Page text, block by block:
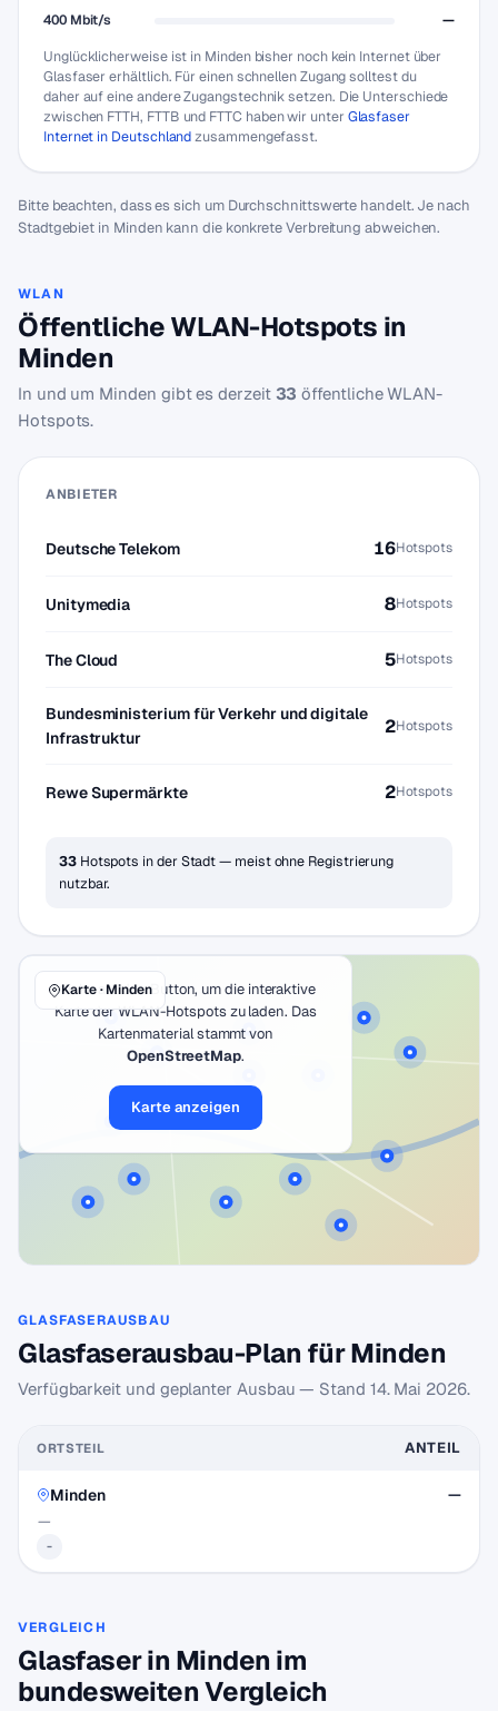
400 Mbit/s —
Unglücklicherweise ist in Minden bisher noch kein Internet über
Glasfaser erhältlich. Für einen schnellen Zugang solltest du
daher auf eine andere Zugangstechnik setzen. Die Unterschiede
zwischen FTTH, FTTB und FTTC haben wir unter Glasfaser
Internet in Deutschlandzusammengefasst.
Bitte beachten, dass es sich um Durchschnittswerte handelt. Je nach
Stadtgebiet in Minden kann die konkrete Verbreitung abweichen.
WLAN
Öffentliche WLAN-Hotspots in
Minden
In und um Minden gibt es derzeit 33 öffentliche WLAN-
Hotspots.
ANBIETER
Deutsche Telekom 16Hotspots
Unitymedia 8Hotspots
The Cloud 5Hotspots
Bundesministerium für Verkehr und digitale
Infrastruktur
2Hotspots
Rewe Supermärkte 2Hotspots
33Hotspots in der Stadt — meist ohne Registrierung
nutzbar.
Klicke auf den Button, um die interaktive
Karte der WLAN-Hotspots zu laden. Das
Kartenmaterial stammt von
OpenStreetMap.
Karte anzeigen
Karte · Minden
GLASFASERAUSBAU
Glasfaserausbau-Plan für Minden
Verfügbarkeit und geplanter Ausbau — Stand 14. Mai 2026.
ORTSTEIL ANTEIL
Minden
-
—
—
VERGLEICH
Glasfaser in Minden im
bundesweiten Vergleich